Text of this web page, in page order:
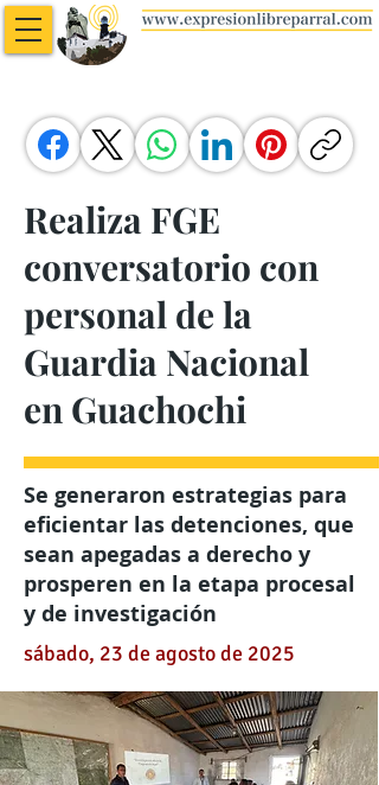
Realiza FGE
conversatorio con
personal de la
Guardia Nacional
en Guachochi
Se generaron estrategias para
eficientar las detenciones, que
sean apegadas a derecho y
prosperen en la etapa procesal
y de investigación
sábado, 23 de agosto de 2025